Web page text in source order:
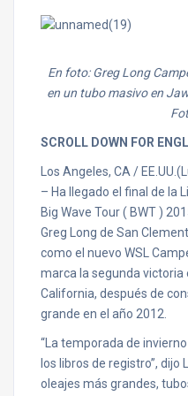
En foto: Greg Long
en un tubo masivo en
SCROLL DOWN FOR
Los Angeles, CA /
– Ha llegado el final de la
Big Wave Tour ( BWT )
Greg Long de San
como el nuevo WSL
marca la segunda victoria
California, después de
grande en el año 2012.
“La temporada de
los libros de registro”, dijo
oleajes más grandes,